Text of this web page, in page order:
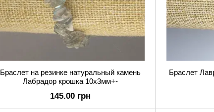
Браслет на резинке натуральный камень
Лабрадор крошка 10х3мм+-
145.00 грн
Браслет